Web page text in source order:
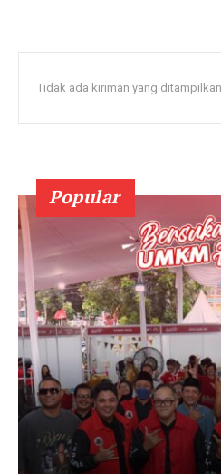
Tidak ada kiriman yang ditampilkan
Popular